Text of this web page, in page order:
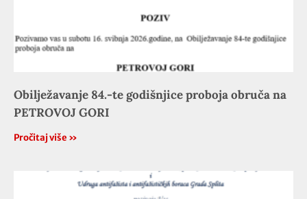
Obilježavanje 84.-te godišnjice proboja obruča na
PETROVOJ GORI
Pročitaj više »